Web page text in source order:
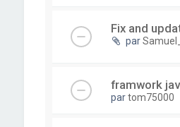
Fix and
par
framwork
partom75000